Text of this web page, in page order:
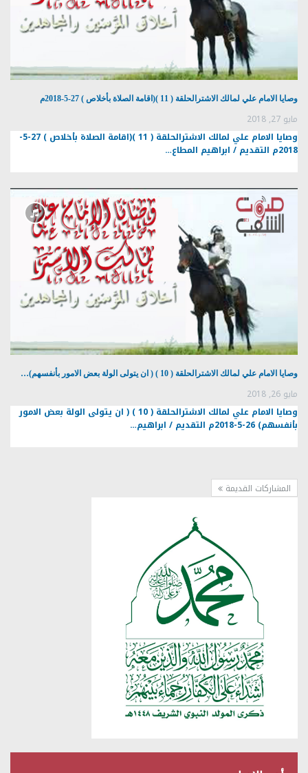
وصايا الامام علي لمالك الاشترالحلقة ( 11 )(اقامة الصلاة بأخلاص ) 27-5-2018م
مايو 27, 2018
وصايا الامام علي لمالك الاشترالحلقة ( 11 )(اقامة الصلاة بأخلاص ) 27-5-
2018م التقديم / ابراهيم المطاع…
وصايا الامام علي لمالك الاشترالحلقة ( 10 ) ( ان يتولى الولة بعض الامور بأنفسهم)…
مايو 26, 2018
وصايا الامام علي لمالك الاشترالحلقة ( 10 ) ( ان يتولى الولة بعض الامور
بأنفسهم) 26-5-2018م التقديم / ابراهيم…
المشاركات القديمة